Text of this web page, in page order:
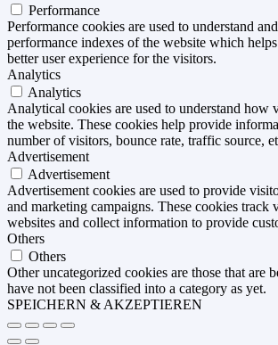
Performance
Performance cookies are used to understand
performance indexes of the website which
better user experience for the visitors.
Analytics
Analytics
Analytical cookies are used to understand how
the website. These cookies help provide
number of visitors, bounce rate, traffic source,
Advertisement
Advertisement
Advertisement cookies are used to provide
and marketing campaigns. These cookies track
websites and collect information to provide
Others
Others
Other uncategorized cookies are those that are
have not been classified into a category as yet.
SPEICHERN & AKZEPTIEREN